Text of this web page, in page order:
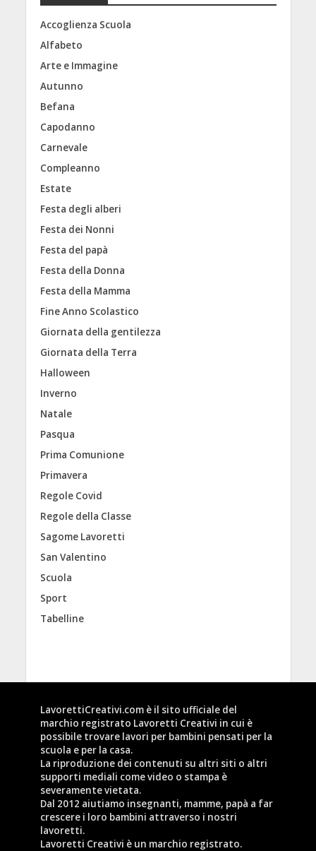
Accoglienza Scuola
Alfabeto
Arte e Immagine
Autunno
Befana
Capodanno
Carnevale
Compleanno
Estate
Festa degli alberi
Festa dei Nonni
Festa del papà
Festa della Donna
Festa della Mamma
Fine Anno Scolastico
Giornata della gentilezza
Giornata della Terra
Halloween
Inverno
Natale
Pasqua
Prima Comunione
Primavera
Regole Covid
Regole della Classe
Sagome Lavoretti
San Valentino
Scuola
Sport
Tabelline
LavorettiCreativi.com è il sito ufficiale del
marchio registrato Lavoretti Creativi in cui è
possibile trovare lavori per bambini pensati per la
scuola e per la casa.
La riproduzione dei contenuti su altri siti o altri
supporti mediali come video o stampa è
severamente vietata.
Dal 2012 aiutiamo insegnanti, mamme, papà a far
crescere i loro bambini attraverso i nostri
lavoretti.
Lavoretti Creativi è un marchio registrato.